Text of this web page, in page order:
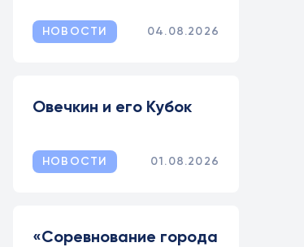
НОВОСТИ 04.08.2026
Овечкин и его Кубок
НОВОСТИ 01.08.2026
«Соревнование города